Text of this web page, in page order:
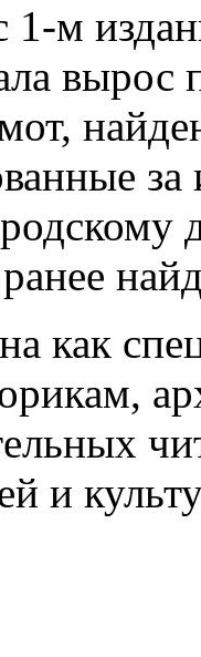
м
вырос
как
и